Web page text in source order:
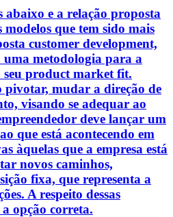
abaixo e a relação proposta
modelos que tem sido mais
customer development,
uma metodologia para a
product market fit.
pivotar, mudar a direção de
visando se adequar ao
deve lançar um
que está acontecendo em
àquelas que a empresa está
novos caminhos,
fixa, que representa a
A respeito dessas
a opção correta.